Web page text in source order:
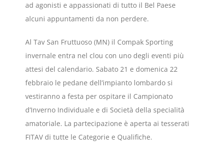
ad agonisti e appassionati di tutto il Bel Paese
alcuni appuntamenti da non perdere.
Al Tav San Fruttuoso (MN) il Compak Sporting
invernale entra nel clou con uno degli eventi più
attesi del calendario. Sabato 21 e domenica 22
febbraio le pedane dell’impianto lombardo si
vestiranno a festa per ospitare il Campionato
d’Inverno Individuale e di Società della specialità
amatoriale. La partecipazione è aperta ai tesserati
FITAV di tutte le Categorie e Qualifiche.